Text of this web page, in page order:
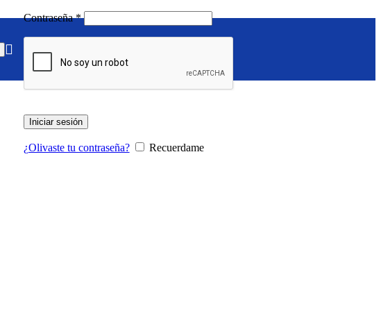
Contraseña*Requerido
Iniciar sesión
¿Olivaste tu contraseña? Recuerdame